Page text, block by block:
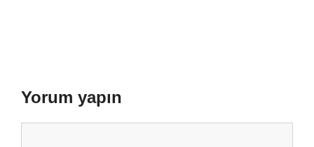
Yorum yapın